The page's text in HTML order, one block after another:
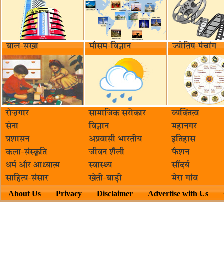
बाल-सखा मौसम-विज्ञान ज्योतिष-पंचांग
रोज़गार सामाजिक सरॊकार‌
व्यक्तित्व
सेना
विज्ञान
महानगर
प्रशासन
अप्रवासी भारतीय
इतिहास
कला-संस्कृति
जीवन शैली
फैशन
धर्म और आध्यात्म
स्वास्थ्य
सौंदर्य
साहित्य-संसार
खेती-बाड़ी मेरा गांव
About Us Privacy Disclaimer Advertise with Us